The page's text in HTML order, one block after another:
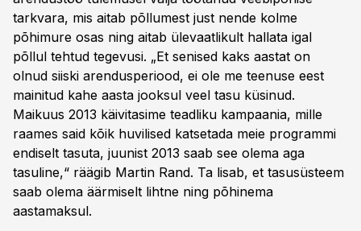
tarkvara, mis aitab põllumest just nende kolme
põhimure osas ning aitab ülevaatlikult hallata igal
põllul tehtud tegevusi. „Et senised kaks aastat on
olnud siiski arendusperiood, ei ole me teenuse eest
mainitud kahe aasta jooksul veel tasu küsinud.
Maikuus 2013 käivitasime teadliku kampaania, mille
raames said kõik huvilised katsetada meie programmi
endiselt tasuta, juunist 2013 saab see olema aga
tasuline,“ räägib Martin Rand. Ta lisab, et tasusüsteem
saab olema äärmiselt lihtne ning põhinema
aastamaksul.